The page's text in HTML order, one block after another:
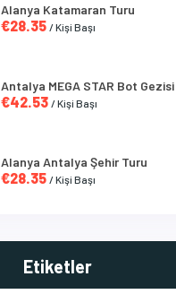
Alanya Katamaran Turu
€28.35 / Kişi Başı
Antalya MEGA STAR Bot Gezisi
€42.53 / Kişi Başı
Alanya Antalya Şehir Turu
€28.35 / Kişi Başı
Etiketler